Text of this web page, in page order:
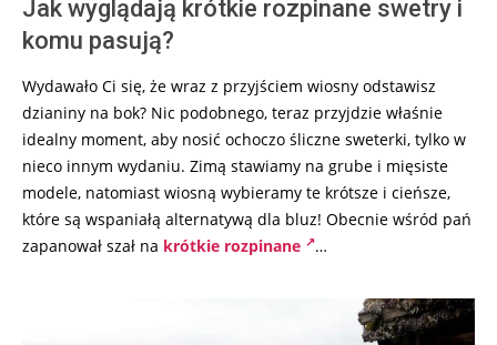
Jak wyglądają krótkie rozpinane swetry i
komu pasują?
Wydawało Ci się, że wraz z przyjściem wiosny odstawisz
dzianiny na bok? Nic podobnego, teraz przyjdzie właśnie
idealny moment, aby nosić ochoczo śliczne sweterki, tylko w
nieco innym wydaniu. Zimą stawiamy na grube i mięsiste
modele, natomiast wiosną wybieramy te krótsze i cieńsze,
które są wspaniałą alternatywą dla bluz! Obecnie wśród pań
zapanował szał na krótkie rozpinane …